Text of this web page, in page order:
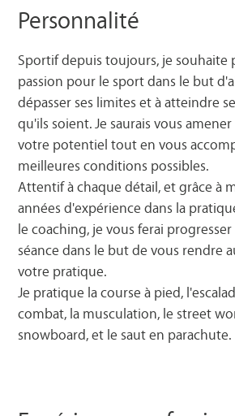
Personnalité
Sportif depuis toujours, je souhaite
passion pour le sport dans le but
dépasser ses limites et à atteindre
qu'ils soient. Je saurais vous
votre potentiel tout en vous
meilleures conditions possibles.
Attentif à chaque détail, et grâce à
années d'expérience dans la
le coaching, je vous ferai
séance dans le but de vous rendre
votre pratique.
Je pratique la course à pied,
combat, la musculation, le street
snowboard, et le saut en parachute.